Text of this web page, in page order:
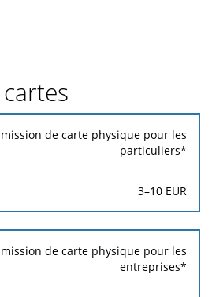
de carte physique pour les
particuliers*
3–10 EUR
de carte physique pour les
entreprises*